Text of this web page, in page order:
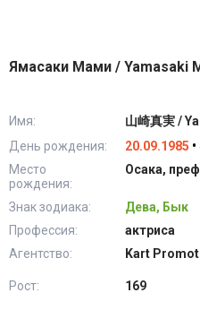
Ямасаки Мами / Yamasaki
Имя:
山崎真実 /
День рождения:
20.09.1985
Место
рождения:
Осака,
Знак зодиака:
Дева, Бык
Профессия:
актриса
Агентство:
Kart
Рост: 169